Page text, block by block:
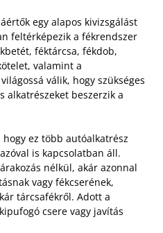
egy alapos kivizsgálást
feltérképezik a fékrendszer
féktárcsa, fékdob,
valamint a
válik, hogy szükséges
alkatrészeket beszerzik a
ez több autóalkatrész
is kapcsolatban áll.
nélkül, akár azonnal
vagy fékcserének,
tárcsafékről. Adott a
csere vagy javítás